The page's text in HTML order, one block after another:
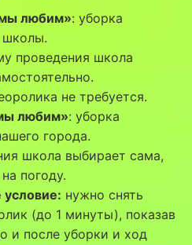
любим»: уборка
школы.
проведения школа
не требуется.
любим»: уборка
города.
школа выбирает сама,
погоду.
условие: нужно снять
(до 1 минуты), показав
и после уборки и ход